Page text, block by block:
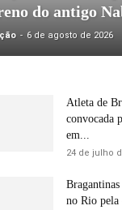
do antigo
- 6 de agosto de 2026
Atleta de
convocada
em...
24 de julho
no Rio pela